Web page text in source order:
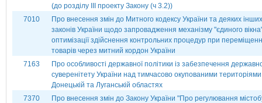
(до розділу ІІІ проекту Закону (ч 3.2))
7010
Про внесення змін до Митного кодексу України та деяких інших
законів України щодо запровадження механізму "єдиного
оптимізації здійснення контрольних процедур при
товарів через митний кордон України
7163
Про особливості державної політики із забезпечення
суверенітету України над тимчасово окупованими
Донецькій та Луганській областях
7370
Про внесення змін до Закону України "Про регулювання